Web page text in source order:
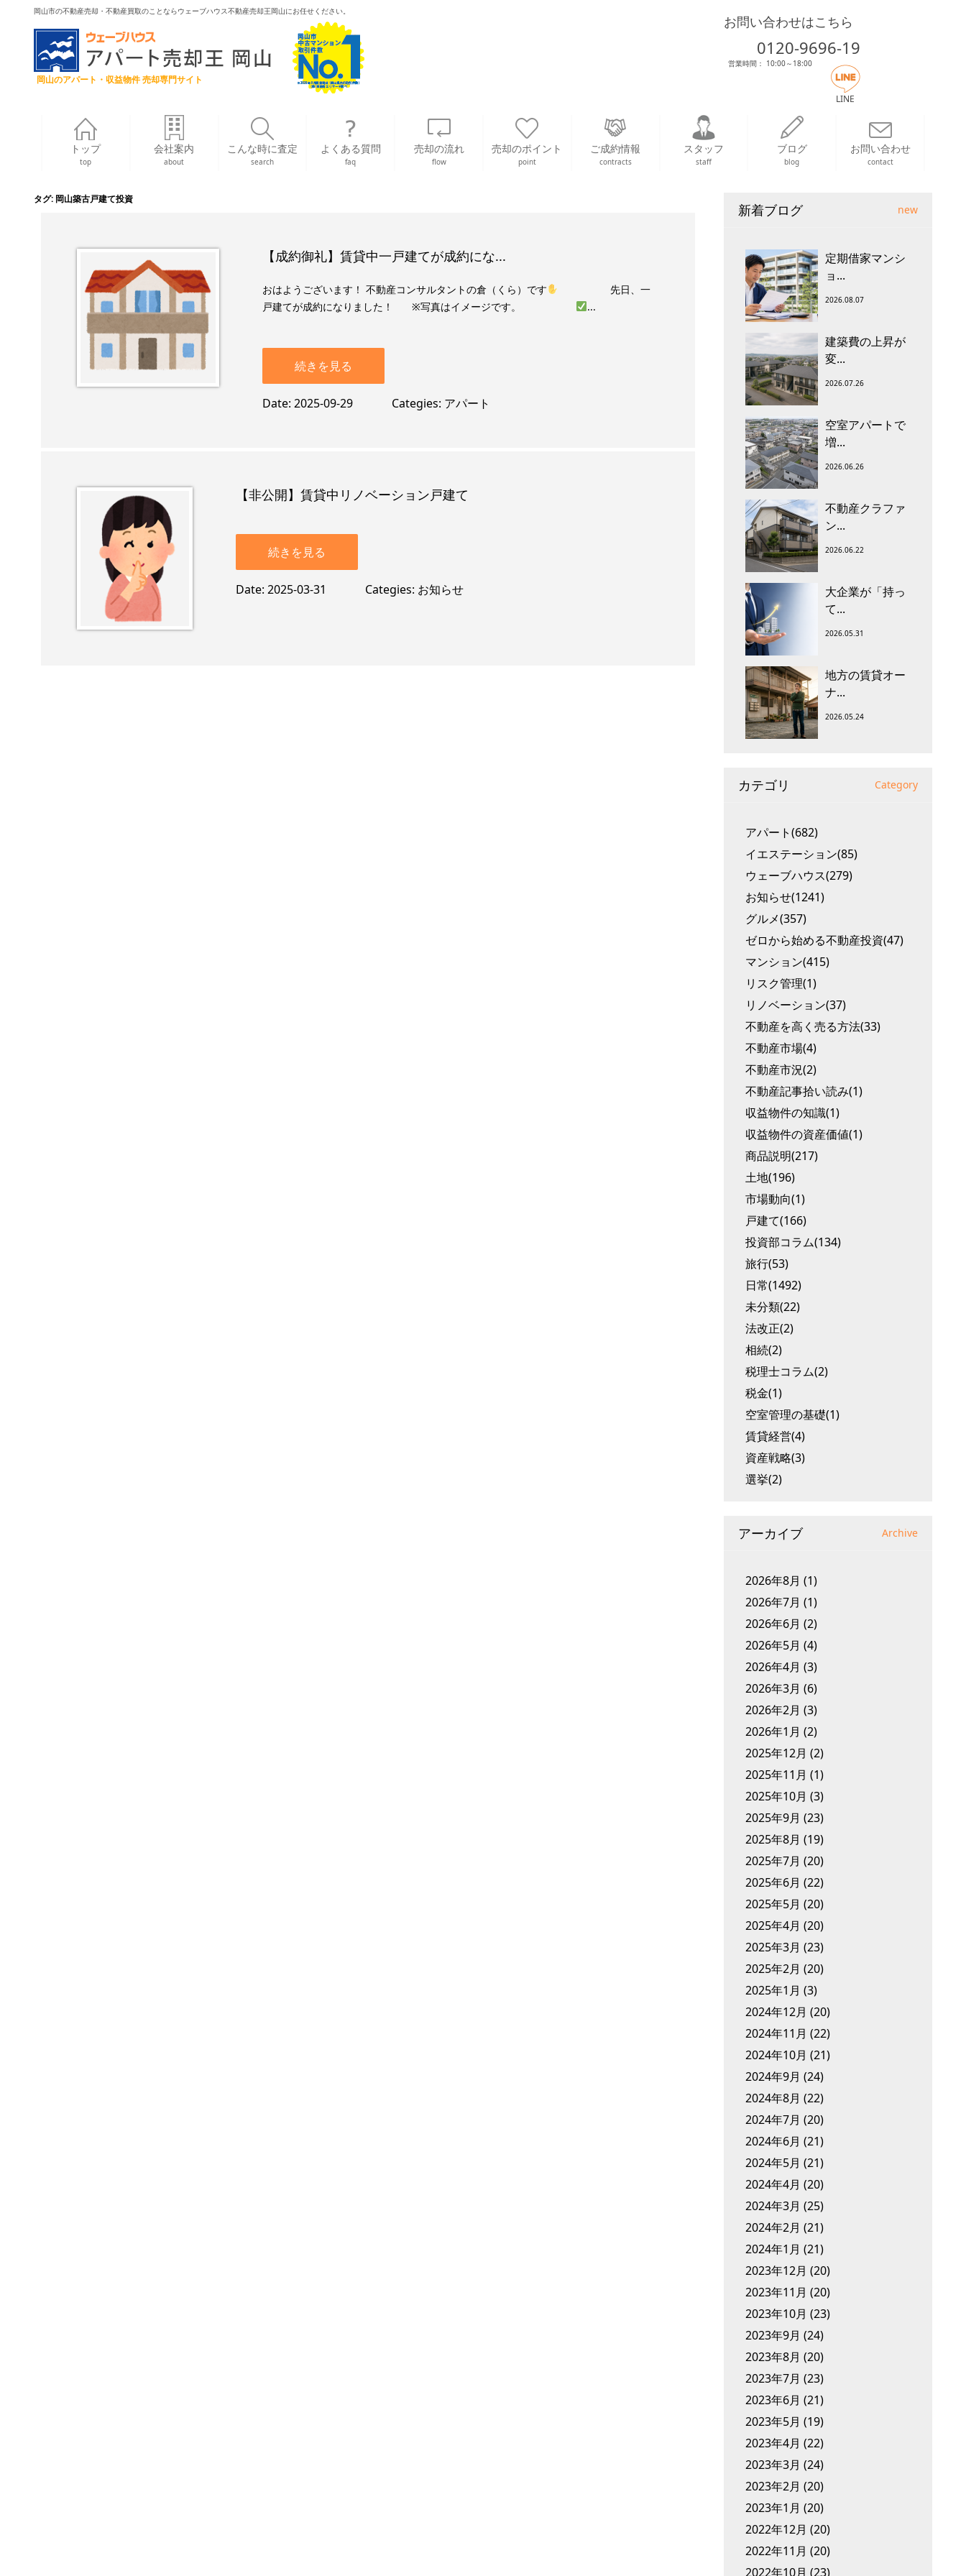
岡山市の不動産売却・不動産買取のことならウェーブハウス不動産売却王岡山にお任せください。
岡山のアパート・収益物件 売却専門サイト
お問い合わせはこちら
0120-9696-19
営業時間： 10:00～18:00
LINE
トップ
top
会社案内
about
こんな時に査定
search
よくある質問
faq
売却の流れ
flow
売却のポイント
point
ご成約情報
contracts
スタッフ
staff
ブログ
blog
お問い合わせ
contact
タグ: 岡山築古戸建て投資
【成約御礼】賃貸中一戸建てが成約にな...
おはようございます！ 不動産コンサルタントの倉（くら）です
先日、一
戸建てが成約になりました！ ​ ※写真はイメージです。
...
続きを見る
Date 2025-09-29 Categies アパート
【非公開】賃貸中リノベーション戸建て
続きを見る
Date 2025-03-31 Categies お知らせ
新着ブログ new
定期借家マンシ
ョ...
2026.08.07
建築費の上昇が
変...
2026.07.26
空室アパートで
増...
2026.06.26
不動産クラファ
ン...
2026.06.22
大企業が「持っ
て...
2026.05.31
地方の賃貸オー
ナ...
2026.05.24
カテゴリ Category
アパート(682)
イエステーション(85)
ウェーブハウス(279)
お知らせ(1241)
グルメ(357)
ゼロから始める不動産投資(47)
マンション(415)
リスク管理(1)
リノベーション(37)
不動産を高く売る方法(33)
不動産市場(4)
不動産市況(2)
不動産記事拾い読み(1)
収益物件の知識(1)
収益物件の資産価値(1)
商品説明(217)
土地(196)
市場動向(1)
戸建て(166)
投資部コラム(134)
旅行(53)
日常(1492)
未分類(22)
法改正(2)
相続(2)
税理士コラム(2)
税金(1)
空室管理の基礎(1)
賃貸経営(4)
資産戦略(3)
選挙(2)
アーカイブ Archive
2026年8月 (1)
2026年7月 (1)
2026年6月 (2)
2026年5月 (4)
2026年4月 (3)
2026年3月 (6)
2026年2月 (3)
2026年1月 (2)
2025年12月 (2)
2025年11月 (1)
2025年10月 (3)
2025年9月 (23)
2025年8月 (19)
2025年7月 (20)
2025年6月 (22)
2025年5月 (20)
2025年4月 (20)
2025年3月 (23)
2025年2月 (20)
2025年1月 (3)
2024年12月 (20)
2024年11月 (22)
2024年10月 (21)
2024年9月 (24)
2024年8月 (22)
2024年7月 (20)
2024年6月 (21)
2024年5月 (21)
2024年4月 (20)
2024年3月 (25)
2024年2月 (21)
2024年1月 (21)
2023年12月 (20)
2023年11月 (20)
2023年10月 (23)
2023年9月 (24)
2023年8月 (20)
2023年7月 (23)
2023年6月 (21)
2023年5月 (19)
2023年4月 (22)
2023年3月 (24)
2023年2月 (20)
2023年1月 (20)
2022年12月 (20)
2022年11月 (20)
2022年10月 (23)